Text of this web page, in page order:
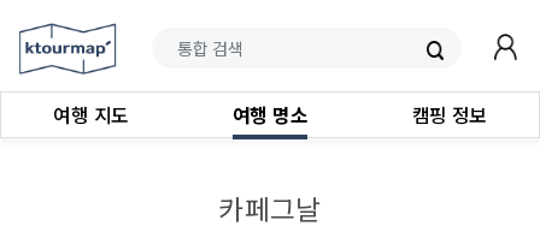
여행 지도 여행 명소 캠핑 정보
카페그날